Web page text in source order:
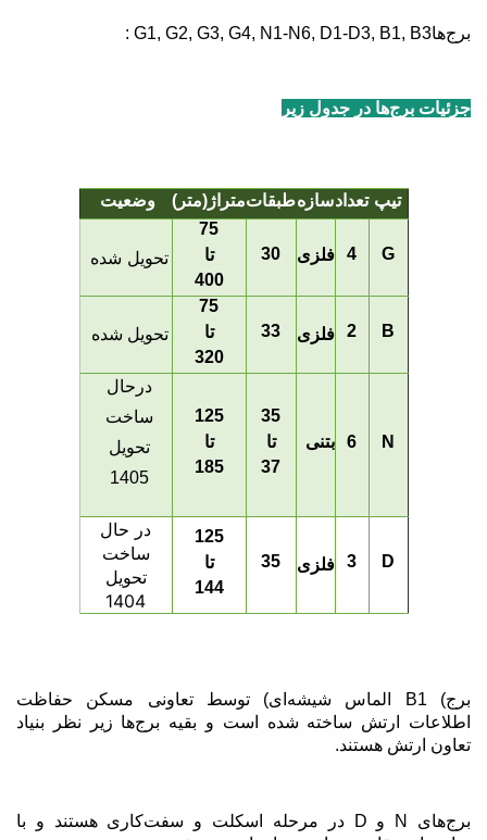
برج‌ها: G1, G2, G3, G4, N1-N6, D1-D3, B1, B3
جزئیات برج‌ها در جدول زیر
تیپ تعدادسازهطبقاتمتراژ(متر) وضعیت
G
4 فلزی 30
75
تا
400
تحویل شده
B
2 فلزی 33
75
تا
320
تحویل شده
N
6 بتنی
35
تا
37
125
تا
185
درحال
ساخت
تحویل
1405
D
3 فلزی 35
125
تا
144
در حال
ساخت
تحویل
1404
برجB1 (
الماس شیشه‌ای) توسط تعاونی مسکن حفاظت
اطلاعات ارتش ساخته شده است و بقیه برج‌ها زیر نظر بنیاد
تعاون ارتش هستند.
برج‌های N و Dدر مرحله اسکلت و سفت‌کاری هستند و با